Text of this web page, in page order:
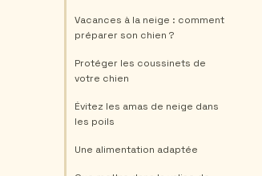
Vacances à la neige : comment
préparer son chien ?
Protéger les coussinets de
votre chien
Évitez les amas de neige dans
les poils
Une alimentation adaptée